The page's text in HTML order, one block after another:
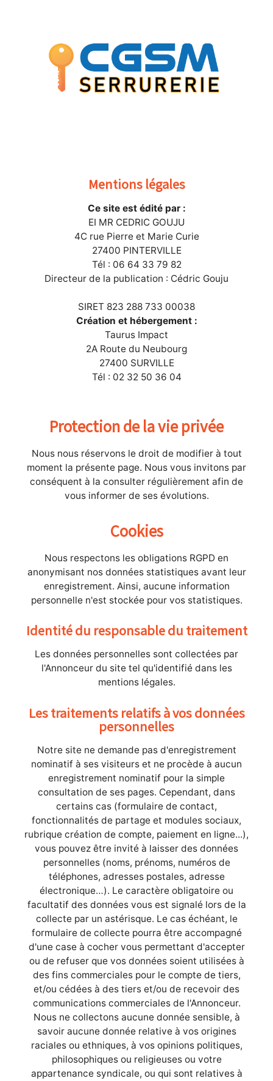
Mentions légales
Ce site est édité par :
EI MR CEDRIC GOUJU
4C rue Pierre et Marie Curie
27400 PINTERVILLE
Tél : 06 64 33 79 82
Directeur de la publication : Cédric Gouju
SIRET 823 288 733 00038
Création et hébergement :
Taurus Impact
2A Route du Neubourg
27400 SURVILLE
Tél : 02 32 50 36 04
Protection de la vie privée
Nous nous réservons le droit de modifier à tout
moment la présente page. Nous vous invitons par
conséquent à la consulter régulièrement afin de
vous informer de ses évolutions.
Cookies
Nous respectons les obligations RGPD en
anonymisant nos données statistiques avant leur
enregistrement. Ainsi, aucune information
personnelle n'est stockée pour vos statistiques.
Identité du responsable du traitement
Les données personnelles sont collectées par
l'Annonceur du site tel qu'identifié dans les
mentions légales.
Les traitements relatifs à vos données
personnelles
Notre site ne demande pas d'enregistrement
nominatif à ses visiteurs et ne procède à aucun
enregistrement nominatif pour la simple
consultation de ses pages. Cependant, dans
certains cas (formulaire de contact,
fonctionnalités de partage et modules sociaux,
rubrique création de compte, paiement en ligne...),
vous pouvez être invité à laisser des données
personnelles (noms, prénoms, numéros de
téléphones, adresses postales, adresse
électronique…). Le caractère obligatoire ou
facultatif des données vous est signalé lors de la
collecte par un astérisque. Le cas échéant, le
formulaire de collecte pourra être accompagné
d'une case à cocher vous permettant d'accepter
ou de refuser que vos données soient utilisées à
des fins commerciales pour le compte de tiers,
et/ou cédées à des tiers et/ou de recevoir des
communications commerciales de l'Annonceur.
Nous ne collectons aucune donnée sensible, à
savoir aucune donnée relative à vos origines
raciales ou ethniques, à vos opinions politiques,
philosophiques ou religieuses ou votre
appartenance syndicale, ou qui sont relatives à